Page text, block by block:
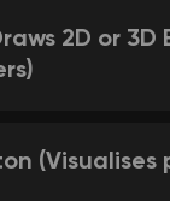
2D or 3D
(Visualises